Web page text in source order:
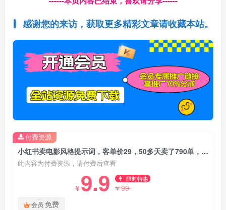
感谢您的来访，获取更多精彩文章请收藏本站。
小红书卖电影风格提示词，客单价29，50多天卖了790单，小白直接抄作业！
此内容为付费资源，请付费后查看
¥ 9.9 限时特惠
¥99
会员 免费
付费资源